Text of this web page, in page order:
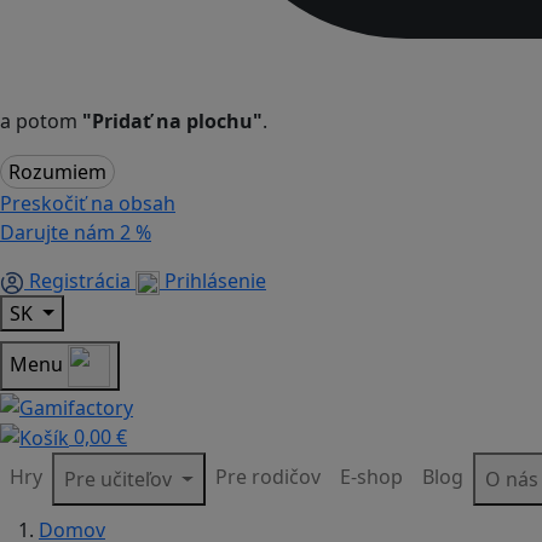
a potom "Pridať na plochu".
Rozumiem
Preskočiť na obsah
Darujte nám 2 %
Registrácia
Prihlásenie
SK
Menu
0,00 €
Hry
Pre učiteľov Pre rodičov E-shop Blog
O nás
Domov